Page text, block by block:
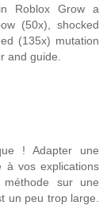
Roblox Grow a
(50x), shocked
(135x) mutation
and guide.
! Adapter une
à vos explications
sur une
un peu trop large.